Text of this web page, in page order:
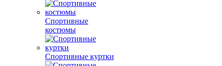
Спортивные
костюмы
Спортивные куртки